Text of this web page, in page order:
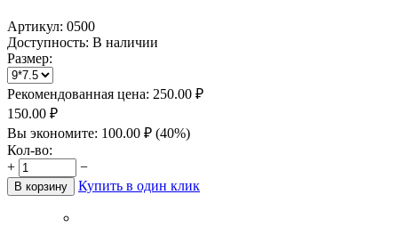
Артикул: 0500
Доступность: В наличии
Размер:
Рекомендованная цена: 250.00 ₽
150.00 ₽
Вы экономите: 100.00 ₽ (40%)
Кол-во:
+
−
В корзину Купить в один клик